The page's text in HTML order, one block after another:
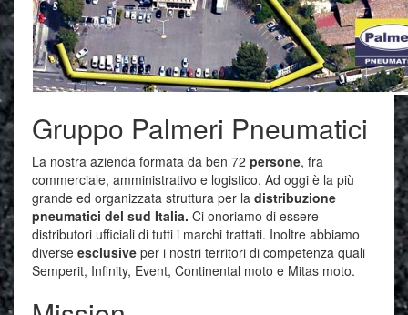
Gruppo Palmeri Pneumatici
La nostra azienda formata da ben 72 persone, fra
commerciale, amministrativo e logistico. Ad oggi è la più
grande ed organizzata struttura per la distribuzione
pneumatici del sud Italia. Ci onoriamo di essere
distributori ufficiali di tutti i marchi trattati. Inoltre abbiamo
diverse esclusive per i nostri territori di competenza quali
Semperit, Infinity, Event, Continental moto e Mitas moto.